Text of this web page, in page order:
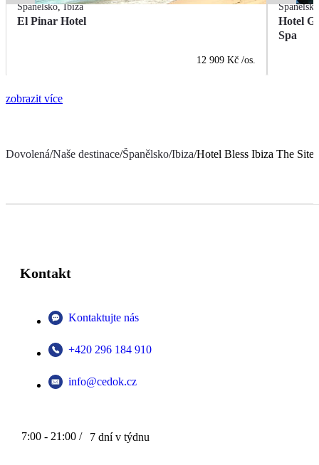
Španělsko,Ibiza
El Pinar Hotel
12 909 Kč /os.
Španělsko
Hotel
Spa
zobrazit více
Dovolená/Naše destinace/Španělsko/Ibiza/Hotel Bless Ibiza The Site
Kontakt
Kontaktujte nás
+420 296 184 910
info@cedok.cz
7:00 - 21:00 / 7 dní v týdnu